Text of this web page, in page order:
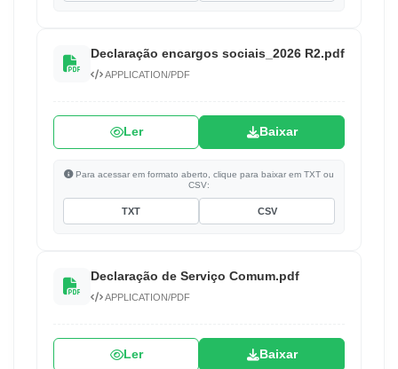
Declaração encargos sociais_2026 R2.pdf
APPLICATION/PDF
Ler Baixar
Para acessar em formato aberto, clique para baixar em TXT ou
CSV:
TXT CSV
Declaração de Serviço Comum.pdf
APPLICATION/PDF
Ler Baixar